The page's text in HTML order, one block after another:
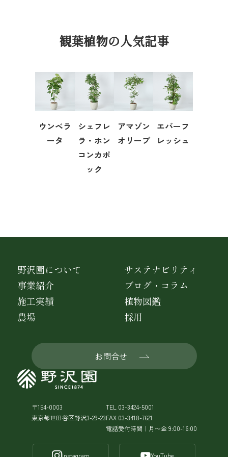
観葉植物の人気記事
ウンベラ
ータ
シェフレ
ラ・ホン
コンカポ
ック
アマゾン
オリーブ
エバーフ
レッシュ
〒154-0003
東京都世田谷区野沢3-29-23
TEL 03-3424-5001
FAX 03-3418-7621
電話受付時間｜月〜金 9:00-16:00
Instagram YouTube
野沢園について
事業紹介
施工実績
農場
サステナビリティ
ブログ・コラム
植物図鑑
採用
お問合せ